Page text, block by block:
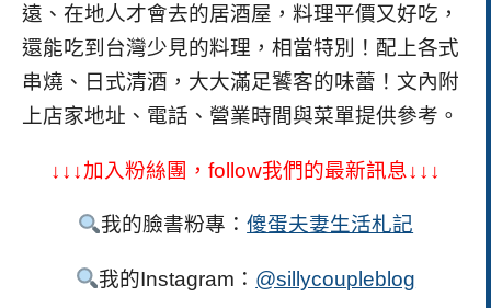
遠、在地人才會去的居酒屋，料理平價又好吃，
還能吃到台灣少見的料理，相當特別！配上各式
串燒、日式清酒，大大滿足饕客的味蕾！ 文內附
上店家地址、電話、營業時間與菜單提供參考。
↓↓↓加入粉絲團， follow我們的最新訊息↓↓↓
我的臉書粉專：傻蛋夫妻生活札記
我的Instagram ： @sillycoupleblog